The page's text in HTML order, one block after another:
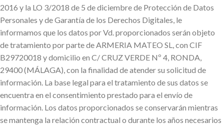
2016 y la LO 3/2018 de 5 de diciembre de Protección de Datos
Personales y de Garantía de los Derechos Digitales, le
informamos que los datos por Vd. proporcionados serán objeto
de tratamiento por parte de ARMERIA MATEO SL, con CIF
B29720018 y domicilio en C/ CRUZ VERDE Nº 4, RONDA,
29400 (MÁLAGA), con la finalidad de atender su solicitud de
información. La base legal para el tratamiento de sus datos se
encuentra en el consentimiento prestado para el envío de
información. Los datos proporcionados se conservarán mientras
se mantenga la relación contractual o durante los años necesarios